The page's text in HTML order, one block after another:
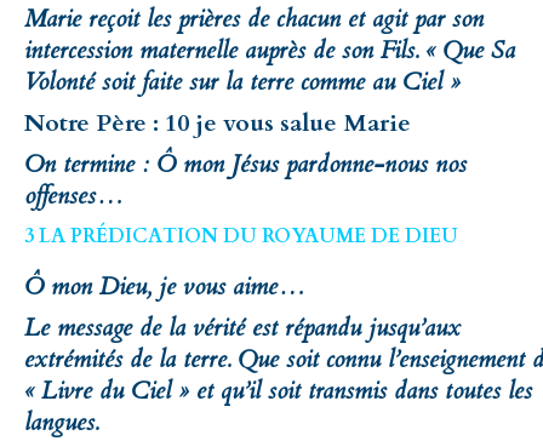
Marie reçoit les prières de chacun et agit par son
intercession maternelle auprès de son Fils. « Que Sa
Volonté soit faite sur la terre comme au Ciel »
Notre Père : 10 je vous salue Marie
On termine : Ô mon Jésus pardonne-nous nos
offenses…
3 LA PRÉDICATION DU ROYAUME DE DIEU
Ô mon Dieu, je vous aime…
Le message de la vérité est répandu jusqu’aux
extrémités de la terre. Que soit connu l’enseignement
« Livre du Ciel » et qu’il soit transmis dans toutes les
langues.